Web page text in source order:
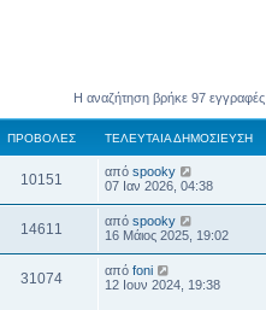
Η αναζήτηση βρήκε 97 εγγραφές
ΠΡΟΒΟΛΈΣ ΤΕΛΕΥΤΑΊΑ ΔΗΜΟΣΊΕΥΣΗ
10151 από spooky
07 Ιαν 2026, 04:38
14611 από spooky
16 Μάιος 2025, 19:02
31074 από foni
12 Ιουν 2024, 19:38